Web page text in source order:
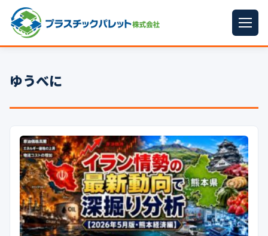
パレットサイズ
プラパレット ▼
コンテナ ▼
中古パレット
再生原料 ▼
梱包資材 ▼
ゆうべに